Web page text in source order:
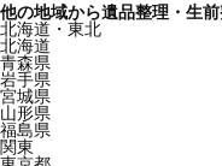
他の地域から遺品整理・生
北海道・東北
北海道
青森県
岩手県
宮城県
山形県
福島県
関東